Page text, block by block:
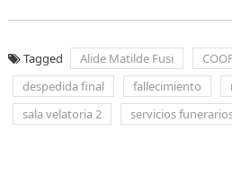
Tagged Alide Matilde Fusi
despedida final
fallecimiento
sala velatoria 2
servicios